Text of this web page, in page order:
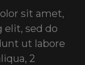
sit amet,
sed do
ut labore
2